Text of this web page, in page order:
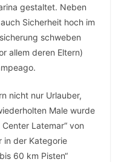
gestaltet. Neben
Sicherheit hoch im
schweben
allem deren Eltern)
nicht nur Urlauber,
Male wurde
Latemar“ von
in der Kategorie
60 km Pisten“